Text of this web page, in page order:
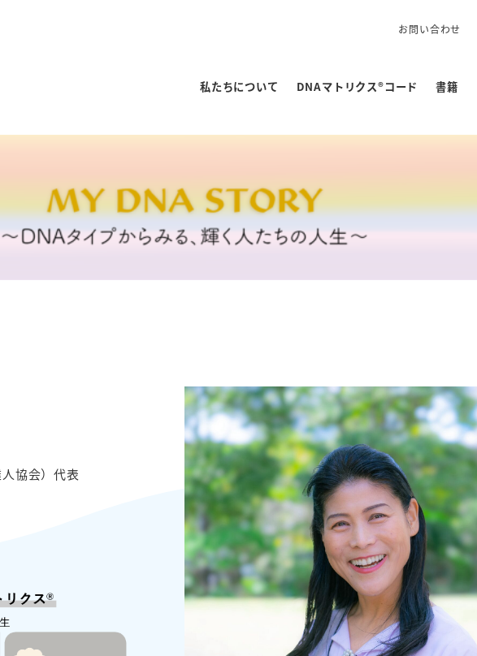
お問い合わせ
私たちについて DNAマトリクス®コード 書籍
協会）代表